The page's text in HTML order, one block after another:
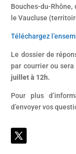
Bouches-du-
le Vaucluse
Téléchargez
Le dossier de
par courrier ou
juillet à 12h.
Pour plus
d’envoyer vos